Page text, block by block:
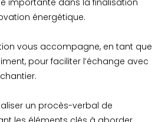
importante dans la finalisation
énergétique.
vous accompagne, en tant que
pour faciliter l’échange avec
un procès-verbal de